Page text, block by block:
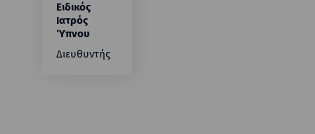
Ειδικός
Ιατρός
Ύπνου
Διευθυντής